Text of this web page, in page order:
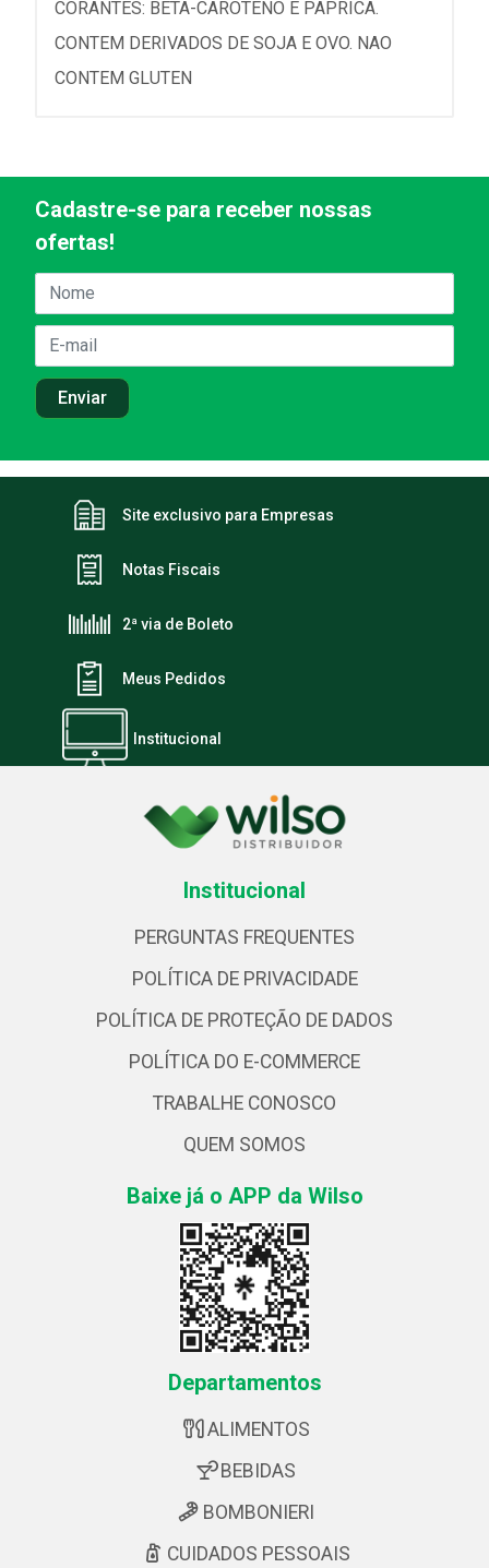
CORANTES: BETA-CAROTENO E PAPRICA.
CONTEM DERIVADOS DE SOJA E OVO. NAO
CONTEM GLUTEN
Cadastre-se para receber nossas
ofertas!
Site exclusivo para Empresas
Notas Fiscais
2ª via de Boleto
Meus Pedidos
Institucional
Institucional
PERGUNTAS FREQUENTES
POLÍTICA DE PRIVACIDADE
POLÍTICA DE PROTEÇÃO DE DADOS
POLÍTICA DO E-COMMERCE
TRABALHE CONOSCO
QUEM SOMOS
Baixe já o APP da Wilso
Departamentos
ALIMENTOS
BEBIDAS
BOMBONIERI
CUIDADOS PESSOAIS